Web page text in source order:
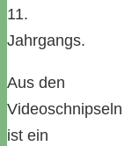
11.
Jahrgangs.
Aus den
Videoschnipseln
ist ein